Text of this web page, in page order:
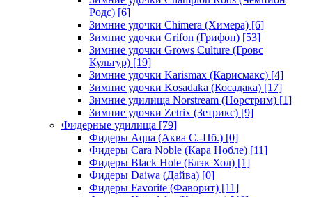
Родс) [6]
Зимние удочки Chimera (Химера) [6]
Зимние удочки Grifon (Грифон) [53]
Зимние удочки Grows Culture (Гровс
Культур) [19]
Зимние удочки Karismax (Карисмакс) [4]
Зимние удочки Kosadaka (Косадака) [17]
Зимние удилища Norstream (Норстрим) [1]
Зимние удочки Zetrix (Зетрикс) [9]
Фидерные удилища [79]
Фидеры Aqua (Аква С.-Пб.) [0]
Фидеры Cara Noble (Кара Нобле) [11]
Фидеры Black Hole (Блэк Хол) [1]
Фидеры Daiwa (Дайва) [0]
Фидеры Favorite (Фаворит) [11]